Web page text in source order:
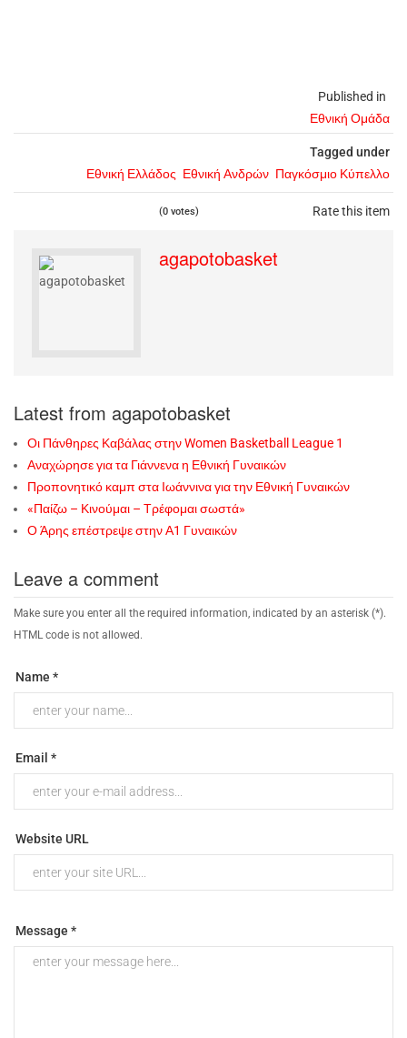
Published in
Εθνική Ομάδα
Tagged under
Εθνική Ελλάδος Εθνική Ανδρών Παγκόσμιο Κύπελλο
Rate this item
(0 votes)
agapotobasket
Latest from agapotobasket
Οι Πάνθηρες Καβάλας στην Women Basketball League 1
Αναχώρησε για τα Γιάννενα η Εθνική Γυναικών
Προπονητικό καμπ στα Ιωάννινα για την Εθνική Γυναικών
«Παίζω – Κινούμαι – Τρέφομαι σωστά»
Ο Άρης επέστρεψε στην Α1 Γυναικών
Leave a comment
Make sure you enter all the required information, indicated by an asterisk (*).
HTML code is not allowed.
Name *
Email *
Website URL
Message *